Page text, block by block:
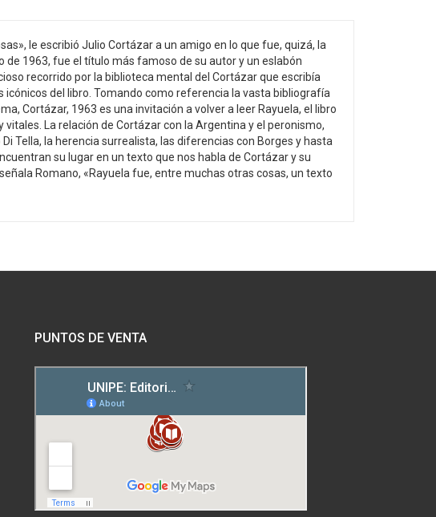
le escribió Julio Cortázar a un amigo en lo que fue, quizá, la
de 1963, fue el título más famoso de su autor y un eslabón
recorrido por la biblioteca mental del Cortázar que escribía
icónicos del libro. Tomando como referencia la vasta bibliografía
Cortázar, 1963 es una invitación a volver a leer Rayuela, el libro
La relación de Cortázar con la Argentina y el peronismo,
Tella, la herencia surrealista, las diferencias con Borges y hasta
su lugar en un texto que nos habla de Cortázar y su
Romano, «Rayuela fue, entre muchas otras cosas, un texto
PUNTOS DE VENTA